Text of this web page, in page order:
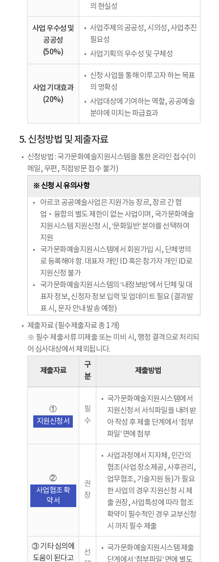
의 현실성
사업 우수성 및
공공성
(50%)
사업주제의 공공성, 시의성, 사업추진
필요성
사업기획의 우수성 및 구체성
사업 기대효과
(20%)
신청 사업을 통해 이루고자 하는 목표
의 명확성
사업대상에 기여하는 역할, 공공예술
분야에 미치는 파급효과
5. 신청방법 및 제출자료
신청방법 : 국가문화예술지원시스템을 통한 온라인 접수(이
메일, 우편, 직접방문 접수 불가)
※ 신청 시 유의사항
아르코 공공예술사업은 지원가능 장르, 장르 간 협
업‧융합의 별도 제한이 없는 사업이며, 국가문화예술
지원시스템 지원신청 시, ‘문화일반’ 분야를 선택하여
지원
국가문화예술지원시스템에서 회원가입 시, 단체명의
로 등록해야 함. 대표자 개인 ID 혹은 참가자 개인 ID로
지원신청 불가
국가문화예술지원시스템의 ‘내정보방’에서 단체 및 대
표자 정보, 신청자 정보 입력 및 업데이트 필요 (결과발
표 시, 문자 안내 발송 예정)
제출자료 (필수제출자료 총 1개)
※ 필수 제출서류 미제출 또는 미비 시, 행정 결격으로 처리되
어 심사대상에서 제외됩니다.
제출자료
구
분
제출방법
①
지원신청서
필
수
국가문화예술지원시스템에서
지원신청서 서식파일을 내려 받
아 작성 후 제출 단계에서 ‘첨부
파일’ 면에 첨부
②
사업협조 확
약서
권
장
사업과정에서 지자체, 민간의
협조(사업 장소제공, 사후관리,
업무협조, 기술지원 등)가 필요
한 사업의 경우 지원신청 시 제
출 권장, 사업특성에 따라 협조
확약이 필수적인 경우 교부신청
시 까지 필수 제출
③ 기타 심의에
도움이 된다고
선
국가문화예술지원시스템 제출
단계에서 ‘첨부파일’ 면에 별도